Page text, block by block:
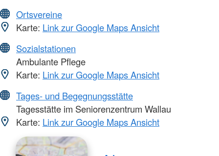
Ortsvereine
Karte: Link zur Google Maps Ansicht
Sozialstationen
Ambulante Pflege
Karte: Link zur Google Maps Ansicht
Tages- und Begegnungsstätte
Tagesstätte im Seniorenzentrum Wallau
Karte: Link zur Google Maps Ansicht